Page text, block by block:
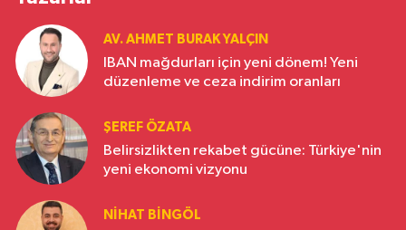
AV. AHMET BURAK YALÇIN
IBAN mağdurları için yeni dönem! Yeni
düzenleme ve ceza indirim oranları
ŞEREF ÖZATA
Belirsizlikten rekabet gücüne: Türkiye'nin
yeni ekonomi vizyonu
NIHAT BINGÖL